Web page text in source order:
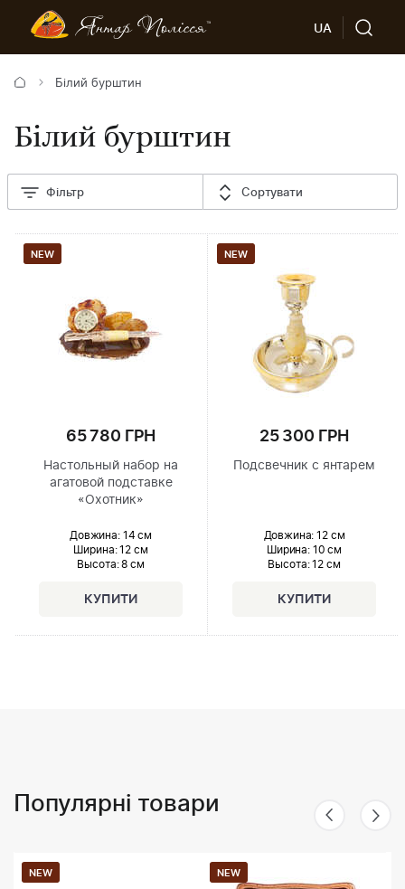
UA
Білий бурштин
Білий бурштин
Фільтр Сортувати
NEW
65 780 ГРН
Настольный набор на
агатовой подставке
«Охотник»
Довжина:14 см
Ширина: 12 см
Высота: 8 см
NEW
25 300 ГРН
Подсвечник с янтарем
Довжина: 12 см
Ширина: 10 см
Высота: 12 см
Популярні товари
NEW NEW